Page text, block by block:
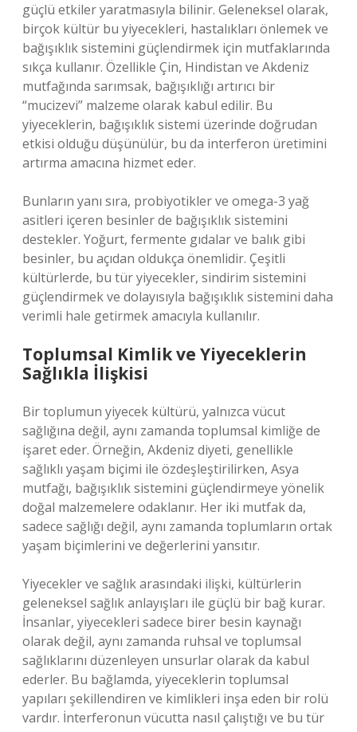
güçlü etkiler yaratmasıyla bilinir. Geleneksel olarak,
birçok kültür bu yiyecekleri, hastalıkları önlemek ve
bağışıklık sistemini güçlendirmek için mutfaklarında
sıkça kullanır. Özellikle Çin, Hindistan ve Akdeniz
mutfağında sarımsak, bağışıklığı artırıcı bir
“mucizevi” malzeme olarak kabul edilir. Bu
yiyeceklerin, bağışıklık sistemi üzerinde doğrudan
etkisi olduğu düşünülür, bu da interferon üretimini
artırma amacına hizmet eder.
Bunların yanı sıra, probiyotikler ve omega-3 yağ
asitleri içeren besinler de bağışıklık sistemini
destekler. Yoğurt, fermente gıdalar ve balık gibi
besinler, bu açıdan oldukça önemlidir. Çeşitli
kültürlerde, bu tür yiyecekler, sindirim sistemini
güçlendirmek ve dolayısıyla bağışıklık sistemini daha
verimli hale getirmek amacıyla kullanılır.
Toplumsal Kimlik ve Yiyeceklerin
Sağlıkla İlişkisi
Bir toplumun yiyecek kültürü, yalnızca vücut
sağlığına değil, aynı zamanda toplumsal kimliğe de
işaret eder. Örneğin, Akdeniz diyeti, genellikle
sağlıklı yaşam biçimi ile özdeşleştirilirken, Asya
mutfağı, bağışıklık sistemini güçlendirmeye yönelik
doğal malzemelere odaklanır. Her iki mutfak da,
sadece sağlığı değil, aynı zamanda toplumların ortak
yaşam biçimlerini ve değerlerini yansıtır.
Yiyecekler ve sağlık arasındaki ilişki, kültürlerin
geleneksel sağlık anlayışları ile güçlü bir bağ kurar.
İnsanlar, yiyecekleri sadece birer besin kaynağı
olarak değil, aynı zamanda ruhsal ve toplumsal
sağlıklarını düzenleyen unsurlar olarak da kabul
ederler. Bu bağlamda, yiyeceklerin toplumsal
yapıları şekillendiren ve kimlikleri inşa eden bir rolü
vardır. İnterferonun vücutta nasıl çalıştığı ve bu tür